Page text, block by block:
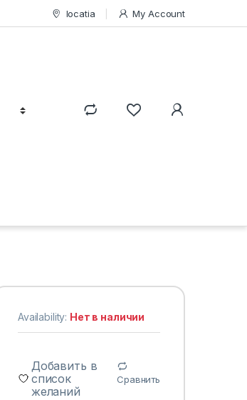
locatia My Account
Availability: Нет в наличии
Добавить в
список
желаний
Сравнить